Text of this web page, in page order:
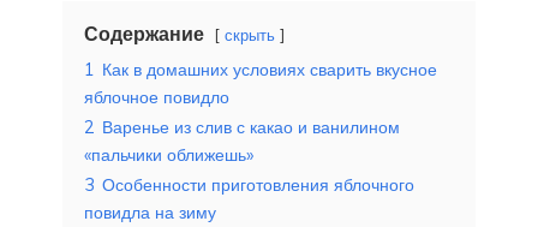
Содержание скрыть
1 Как в домашних условиях сварить вкусное
яблочное повидло
2 Варенье из слив с какао и ванилином
«пальчики оближешь»
3 Особенности приготовления яблочного
повидла на зиму